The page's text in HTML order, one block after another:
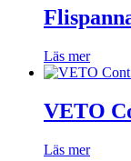
Läs mer
VETO
Läs mer